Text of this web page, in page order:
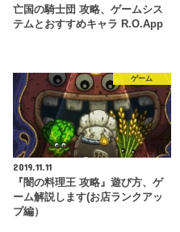
亡国の騎士団 攻略、ゲームシス
テムとおすすめキャラ R.O.App
ゲーム
2019.11.11
『闇の料理王 攻略』遊び方、ゲ
ーム解説します(お店ランクアッ
プ編）